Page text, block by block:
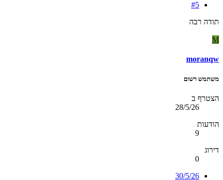
#5
תודה רבה
M
moranqw
משתמש רשום
הצטרף ב
28/5/26
הודעות
9
דירוג
0
30/5/26